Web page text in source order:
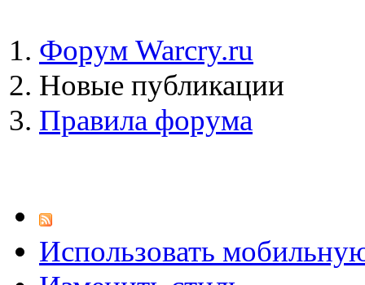
Форум Warcry.ru
Новые публикации
Правила форума
Использовать